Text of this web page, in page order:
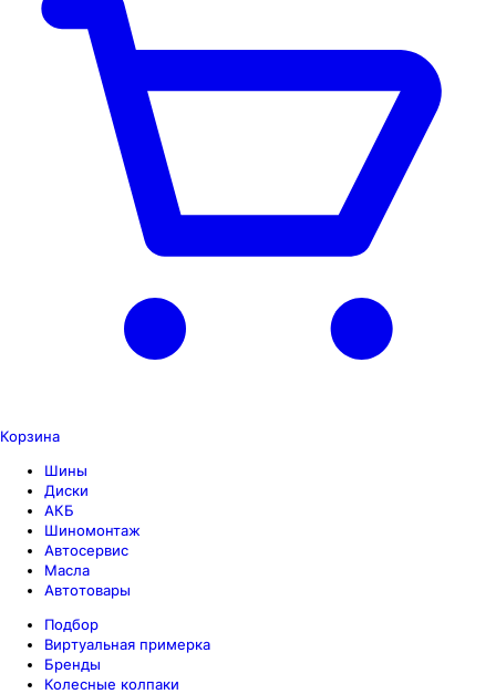
Корзина
Шины
Диски
АКБ
Шиномонтаж
Автосервис
Масла
Автотовары
Подбор
Виртуальная примерка
Бренды
Колесные колпаки